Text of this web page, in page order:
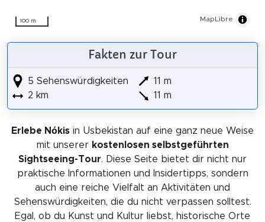
100 m MapLibre
Fakten zur Tour
5 Sehenswürdigkeiten
2 km
11 m
11 m
Erlebe Nókis in Usbekistan auf eine ganz neue Weise
mit unserer kostenlosen selbstgeführten
Sightseeing-Tour. Diese Seite bietet dir nicht nur
praktische Informationen und Insidertipps, sondern
auch eine reiche Vielfalt an Aktivitäten und
Sehenswürdigkeiten, die du nicht verpassen solltest.
Egal, ob du Kunst und Kultur liebst, historische Orte